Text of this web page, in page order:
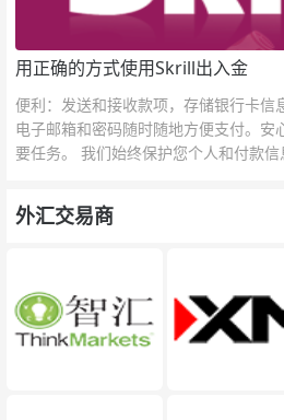
用正确的方式使用Skrill出入金
便利：发送和接收款项，存储银行卡信
电子邮箱和密码随时随地方便支付。安
要任务。 我们始终保护您个人和付款
外汇交易商